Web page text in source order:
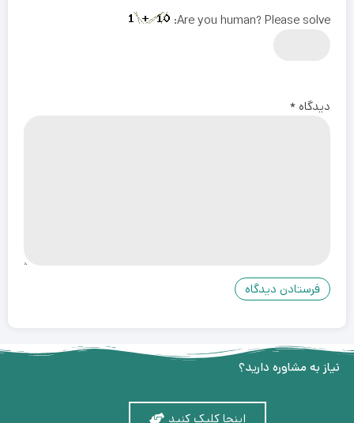
Are you human? Please solve:
دیدگاه *
نیاز به مشاوره دارید؟
اینجا کلیک کنید